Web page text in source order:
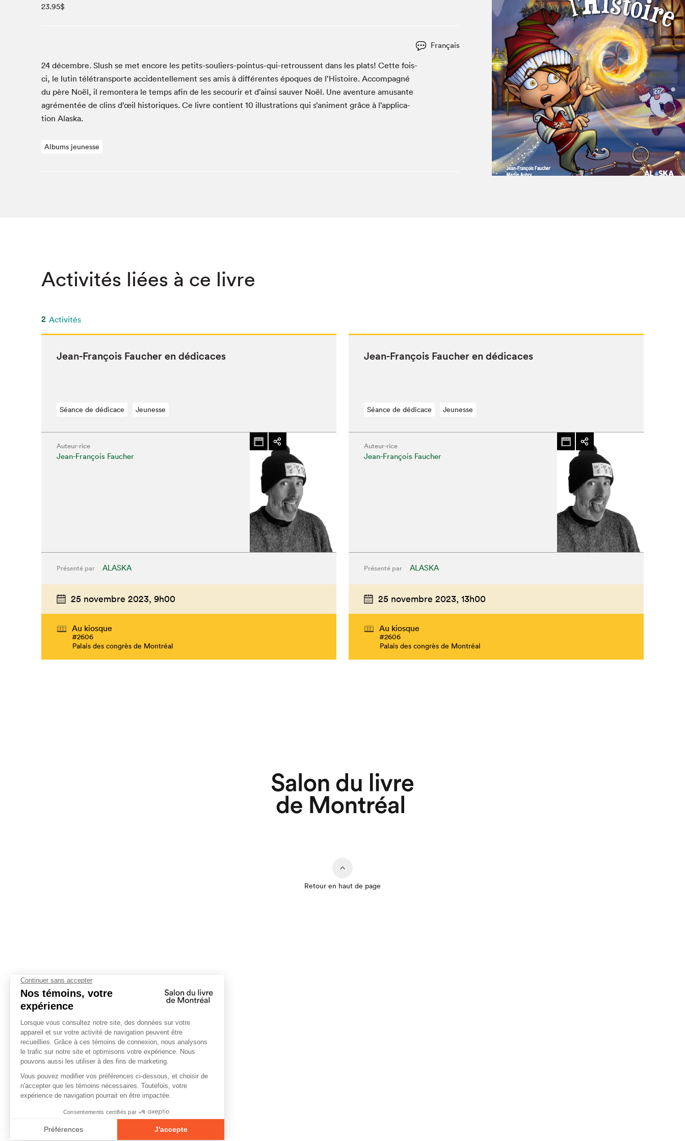
Café La Presse
La lecture en cadeau
La Maison des libraires
Le grand jeu de lecture à voix haute du Salon du livre
de Montréal
Le Salon dans ta classe
Lettres québécoises au Salon
Liseur Public
Louisiane enracinée et branchée
SLM PRO
À propos du Salon
Liste des exposant·e·s
Liste des auteur·rice·s
Que cherchez-vous?
Fermer
23.95$
Français
24décem­bre. Slush se met encore les petits-souliers-poin­tus-qui-retroussent dans les plats! Cette fois-
ci, le lutin télé­trans­porte acci­den­telle­ment ses amis à dif­férentes épo­ques de l’His­toire. Accom­pa­g­né
du père Noël, il remon­tera le temps afin de les sec­ourir et d’ain­si sauver Noël. Une aven­ture amu­sante
agré­men­tée de clins d’œil his­toriques. Ce livre con­tient 10 illus­tra­tions qui s’animent grâce à l’ap­pli­ca­
tion Alaska.
Albums jeunesse
Activités liées à ce livre
2 Activités
Jean-François Fauch­er en dédicaces
Séance de dédicace Jeunesse
Auteur·rice
Jean-François Faucher
Présenté par ALASKA
25 novembre 2023, 9h00
Au kiosque
#2606
Palais des congrès de Montréal
Jean-François Fauch­er en dédicaces
Séance de dédicace Jeunesse
Auteur·rice
Jean-François Faucher
Présenté par ALASKA
25 novembre 2023, 13h00
Au kiosque
#2606
Palais des congrès de Montréal
Retour en haut de page